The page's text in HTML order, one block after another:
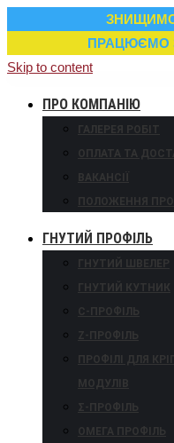
ПРАЦЮЄМО
Skip to content
ПРО КОМПАНІЮ
ГАЛЕРЕЯ РОБІТ
ОПЛАТА ТА
ВАКАНСІЇ
ПОЛОЖЕННЯ ПРО
ГНУТИЙ ПРОФІЛЬ
ГНУТИЙ ШВЕЛЕР
ГНУТИЙ КУТНИК
С-ПРОФІЛЬ
Z-ПРОФІЛЬ
ПРОФІЛІ ДЛЯ
МОДУЛІВ
Σ-ПРОФІЛЬ
ОМЕГА ПРОФІЛЬ